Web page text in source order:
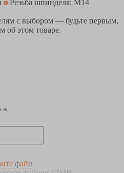
Резьба шпинделя: М14
с выбором — будьте первым,
об этом товаре.
*
файл